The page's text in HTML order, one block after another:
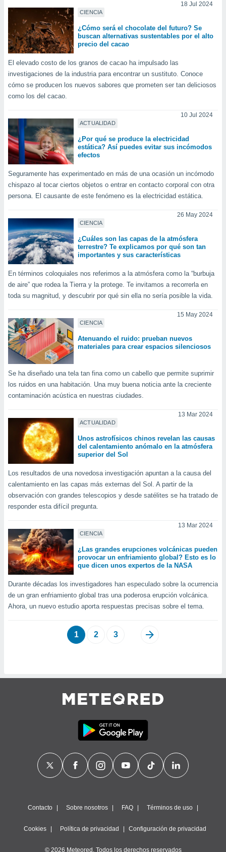
CIENCIA
18 Jul 2024
¿Cómo será el chocolate del futuro? Se
buscan alternativas sustentables por el alto
precio del cacao
El elevado costo de los granos de cacao ha impulsado las
investigaciones de la industria para encontrar un sustituto. Conoce
cómo se producen los nuevos sabores que prometen ser tan deliciosos
como los del cacao.
ACTUALIDAD
10 Jul 2024
¿Por qué se produce la electricidad
estática? Así puedes evitar sus incómodos
efectos
Seguramente has experimentado en más de una ocasión un incómodo
chispazo al tocar ciertos objetos o entrar en contacto corporal con otra
persona. El causante de este fenómeno es la electricidad estática.
CIENCIA
26 May 2024
¿Cuáles son las capas de la atmósfera
terrestre? Te explicamos por qué son tan
importantes y sus características
En términos coloquiales nos referimos a la atmósfera como la “burbuja
de aire” que rodea la Tierra y la protege. Te invitamos a recorrerla en
toda su magnitud, y descubrir por qué sin ella no sería posible la vida.
CIENCIA
15 May 2024
Atenuando el ruido: prueban nuevos
materiales para crear espacios silenciosos
Se ha diseñado una tela tan fina como un cabello que permite suprimir
los ruidos en una habitación. Una muy buena noticia ante la creciente
contaminación acústica en nuestras ciudades.
ACTUALIDAD
13 Mar 2024
Unos astrofísicos chinos revelan las causas
del calentamiento anómalo en la atmósfera
superior del Sol
Los resultados de una novedosa investigación apuntan a la causa del
calentamiento en las capas más externas del Sol. A partir de la
observación con grandes telescopios y desde satélites se ha tratado de
responder esta difícil pregunta.
CIENCIA
13 Mar 2024
¿Las grandes erupciones volcánicas pueden
provocar un enfriamiento global? Esto es lo
que dicen unos expertos de la NASA
Durante décadas los investigadores han especulado sobre la ocurrencia
de un gran enfriamiento global tras una poderosa erupción volcánica.
Ahora, un nuevo estudio aporta respuestas precisas sobre el tema.
1 2 3
Contacto Sobre nosotros FAQ Términos de uso
Cookies Política de privacidad Configuración de privacidad
© 2026 Meteored. Todos los derechos reservados